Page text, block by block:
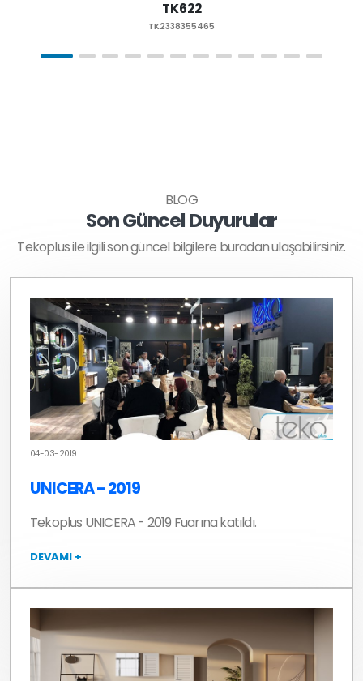
TK622
TK2338355465
BLOG
Son Güncel Duyurular
Tekoplus ile ilgili son güncel bilgilere buradan ulaşabilirsiniz.
04-03-2019
UNICERA - 2019
Tekoplus UNICERA - 2019 Fuarına katıldı.
DEVAMI +